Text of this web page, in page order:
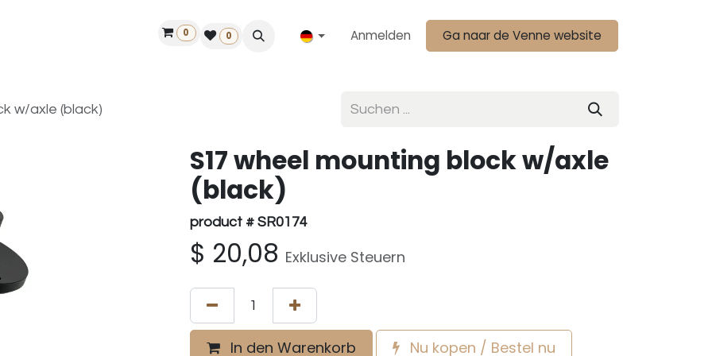
Finde einen Händler
0 0 Anmelden Ga naar de Venne website
w/axle (black)
S17 wheel mounting block w/axle
(black)
product # SR0174
$ 20,08 Exklusive Steuern
In den Warenkorb Nu kopen / Bestel nu